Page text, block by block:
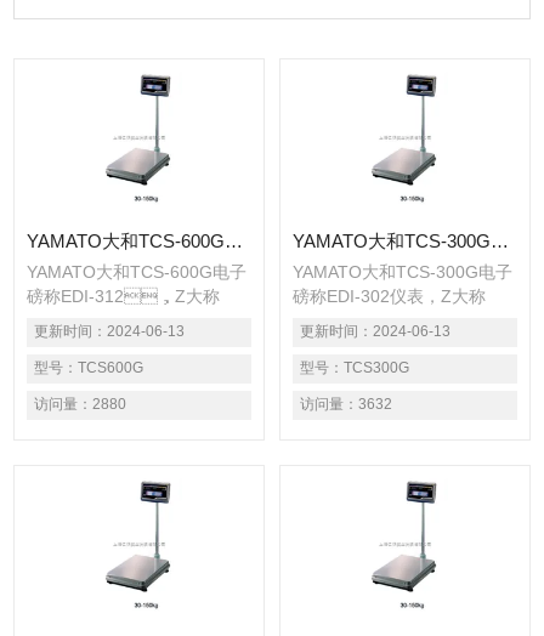
YAMATO大和TCS-600G电子磅称EDI-312仪表
YAMATO大和TCS-600G电子
磅称EDI-312，Z大称
量：
30,60,150,300,600(kg)，台
面尺寸：
350×520,500×750,800×1000mm●
适用于农贸批发市场称重计价
更新时间： 2024-06-13
型号： TCS600G
访问量： 2880
YAMATO大和TCS-300G电子磅称EDI-302仪表
YAMATO大和TCS-300G电子
磅称EDI-302仪表，Z大称
量：
30,60,150,300,600(kg)，台
面尺寸：
适用于农贸批发市场称重计价
更新时间： 2024-06-13
型号： TCS300G
访问量： 3632